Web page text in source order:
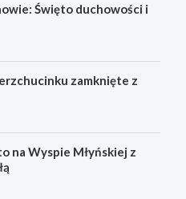
Święto duchowości i
zamknięte z
na Wyspie Młyńskiej z